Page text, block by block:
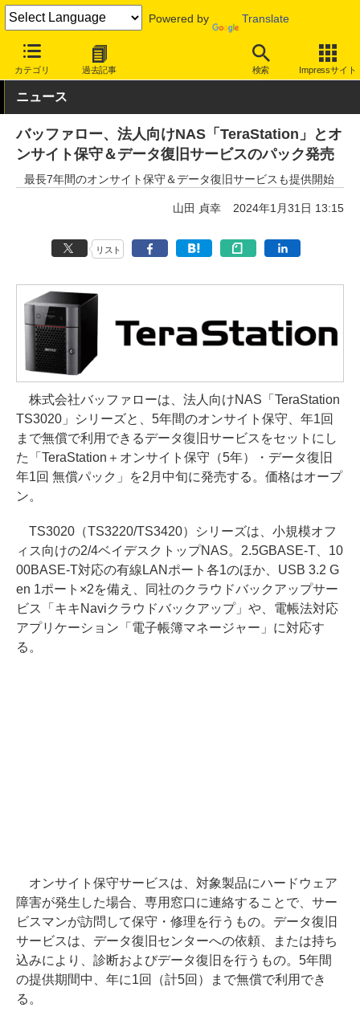
Powered by Translate
カテゴリ 過去記事 検索 Impressサイト
INTERNET Watch ハードウェア
ニュース
バッファロー、法人向けNAS「TeraStation」とオ
ンサイト保守＆データ復旧サービスのパック発売
最長7年間のオンサイト保守＆データ復旧サービスも提供開始
山田 貞幸 2024年1月31日 13:15
リスト
株式会社バッファローは、法人向けNAS「TeraStation
TS3020」シリーズと、5年間のオンサイト保守、年1回
まで無償で利用できるデータ復旧サービスをセットにし
た「TeraStation＋オンサイト保守（5年）・データ復旧
年1回 無償パック」を2月中旬に発売する。価格はオープ
ン。
TS3020（TS3220/TS3420）シリーズは、小規模オフ
ィス向けの2/4ベイデスクトップNAS。2.5GBASE-T、10
00BASE-T対応の有線LANポート各1のほか、USB 3.2 G
en 1ポート×2を備え、同社のクラウドバックアップサー
ビス「キキNaviクラウドバックアップ」や、電帳法対応
アプリケーション「電子帳簿マネージャー」に対応す
る。
オンサイト保守サービスは、対象製品にハードウェア
障害が発生した場合、専用窓口に連絡することで、サー
ビスマンが訪問して保守・修理を行うもの。データ復旧
サービスは、データ復旧センターへの依頼、または持ち
込みにより、診断およびデータ復旧を行うもの。5年間
の提供期間中、年に1回（計5回）まで無償で利用でき
る。